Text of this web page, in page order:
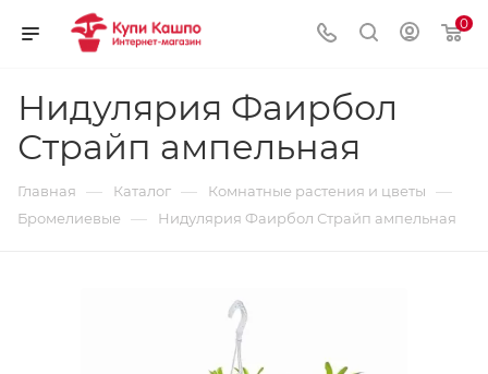
0
Нидулярия Фаирбол
Страйп ампельная
Главная — Каталог — Комнатные растения и цветы —
Бромелиевые — Нидулярия Фаирбол Страйп ампельная